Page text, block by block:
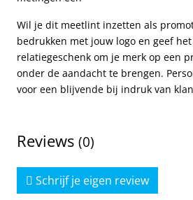
Wil je dit meetlint inzetten als
bedrukken met jouw logo en geef
relatiegeschenk om je merk op een
onder de aandacht te brengen.
voor een blijvende bij indruk van
Reviews (0)
Schrijf je eigen review